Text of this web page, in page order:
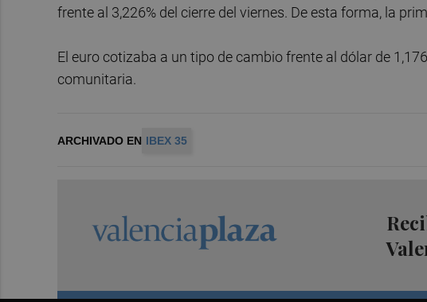
frente al 3,226% del cierre del viernes. De esta forma, la
El euro cotizaba a un tipo de cambio frente al dólar de
comunitaria.
ARCHIVADO EN IBEX 35